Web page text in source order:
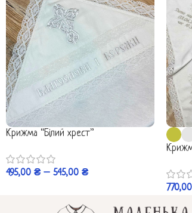
Крижма “Білий хрест”
495,00 ₴ – 545,00 ₴
770,00